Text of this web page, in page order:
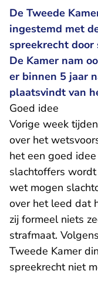
De Tweede
ingestemd met
spreekrecht
De Kamer nam
er binnen 5 jaar
plaatsvindt van
Goed idee
Vorige week
over het
het een goed
slachtoffers
wet mogen
over het leed dat
zij formeel niets
strafmaat.
Tweede Kamer
spreekrecht niet